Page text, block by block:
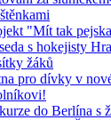
"Mít tak
s hokejisty
žáků
pro dívky v
do Berlína s